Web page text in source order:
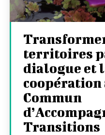
territoires
dialogue et
coopération
Commun
Transitions